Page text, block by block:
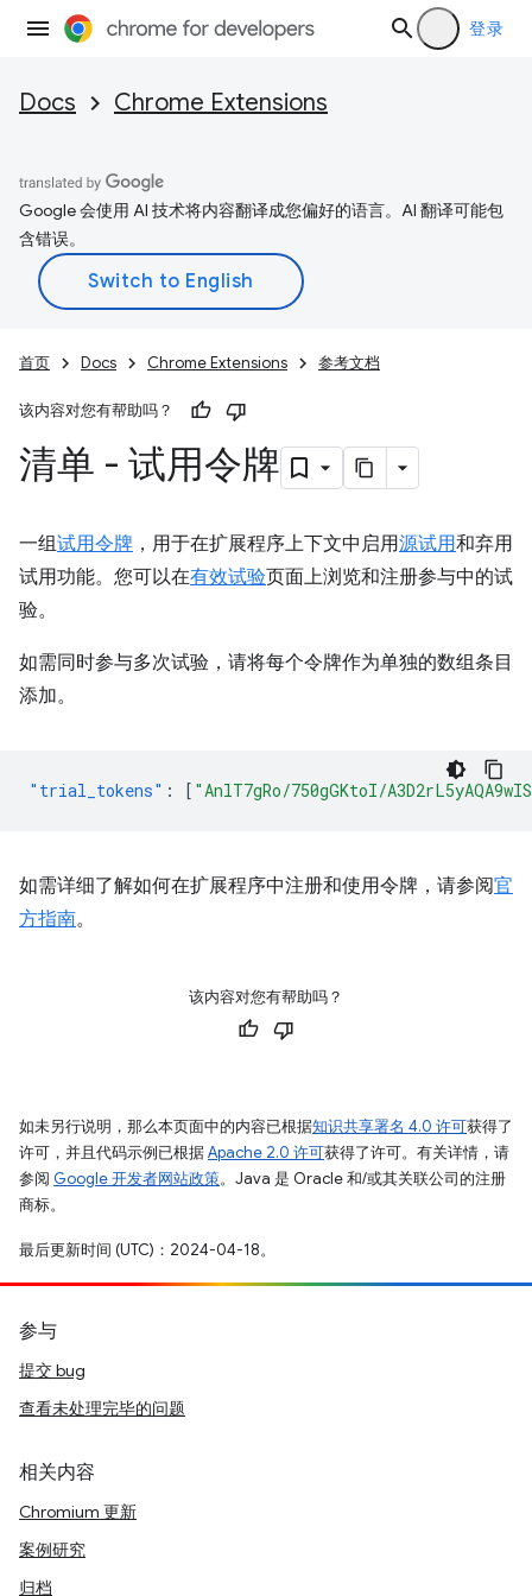
登录
Docs Chrome Extensions
Google 会使用 AI 技术将内容翻译成您偏好的语言。AI 翻译可能包
含错误。
首页 Docs Chrome Extensions 参考文档
该内容对您有帮助吗？
清单 - 试用令牌
一组试用令牌 ，用于在扩展程序上下文中启用源试用和弃用
试用功能。您可以在有效试验页面上浏览和注册参与中的试
验。
如需同时参与多次试验，请将每个令牌作为单独的数组条目
添加。
"trial_tokens" : [ "AnlT7gRo/750gGKtoI/
如需详细了解如何在扩展程序中注册和使用令牌，请参阅官
方指南。
该内容对您有帮助吗？
如未另行说明，那么本页面中的内容已根据知识共享署名 4.0 许可获得了
许可，并且代码示例已根据Apache 2.0 许可获得了许可。有关详情，请
参阅 Google 开发者网站政策。Java 是 Oracle 和/或其关联公司的注册
商标。
最后更新时间 (UTC)：2024-04-18。
参与
提交 bug
查看未处理完毕的问题
相关内容
Chromium 更新
案例研究
归档